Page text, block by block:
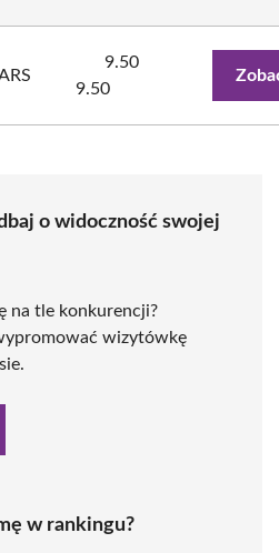
9.50
9.50
o widoczność swojej
na tle konkurencji?
wizytówkę
w rankingu?